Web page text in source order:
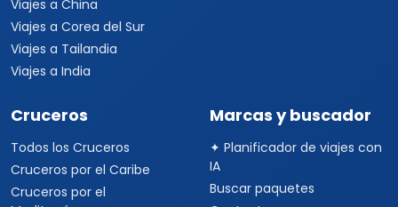
Viajes a China
Viajes a Corea del Sur
Viajes a Tailandia
Viajes a India
Cruceros
Todos los Cruceros
Cruceros por el Caribe
Cruceros por el
Marcas y buscador
✦ Planificador de viajes con
IA
Buscar paquetes